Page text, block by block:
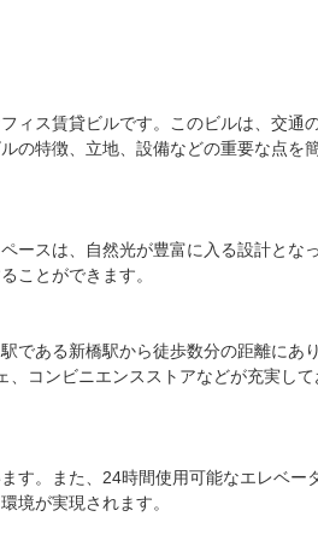
ス賃貸ビルです。このビルは、交通
特徴、立地、設備などの重要な点を
スは、自然光が豊富に入る設計とな
ことができます。
である新橋駅から徒歩数分の距離にあ
コンビニエンスストアなどが充実し
す。また、24時間使用可能なエレベー
境が実現されます。